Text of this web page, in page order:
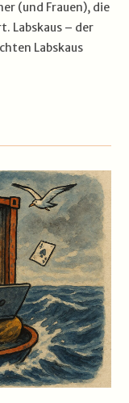
(und Frauen), die
Labskaus – der
Labskaus